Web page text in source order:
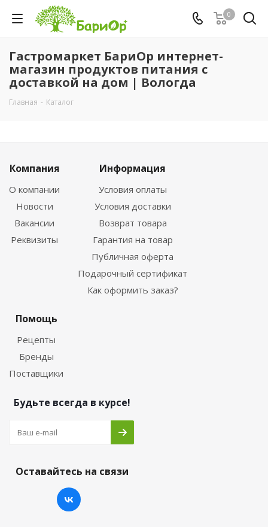
0
Гастромаркет БариОр интернет-
магазин продуктов питания с
доставкой на дом | Вологда
Главная - Каталог
Компания
О компании
Новости
Вакансии
Реквизиты
Информация
Условия оплаты
Условия доставки
Возврат товара
Гарантия на товар
Публичная оферта
Подарочный сертификат
Как оформить заказ?
Помощь
Рецепты
Бренды
Поставщики
Будьте всегда в курсе!
Оставайтесь на связи